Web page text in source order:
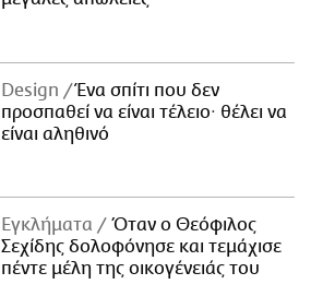
Design
Ένα σπίτι που δεν
προσπαθεί να είναι τέλειο· θέλει να
είναι αληθινό
Εγκλήματα
Όταν ο Θεόφιλος
Σεχίδης δολοφόνησε και τεμάχισε
πέντε μέλη της οικογένειάς του